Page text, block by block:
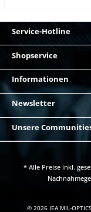
Service-Hotline
Shopservice
Informationen
Newsletter
Unsere
* Alle Preise inkl.
© 2026 IEA MIL-